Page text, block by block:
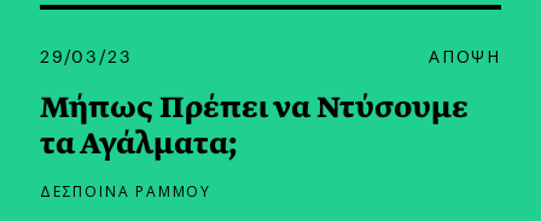
29/03/23 ΑΠΟΨΗ
Μήπως Πρέπει να Ντύσουμε
τα Αγάλματα;
ΔΕΣΠΟΙΝΑ ΡΑΜΜΟΥ